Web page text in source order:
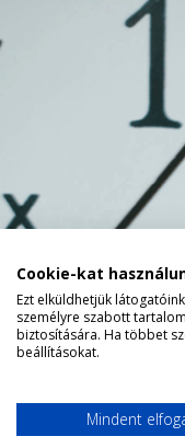
Cookie-kat
Ezt elküldhetjük
személyre szabott
biztosítására. Ha többet
beállításokat.
Mindent